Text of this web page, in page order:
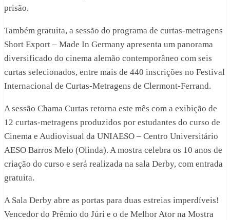
prisão.
Também gratuita, a sessão do programa de curtas-metragens
Short Export – Made In Germany apresenta um panorama
diversificado do cinema alemão contemporâneo com seis
curtas selecionados, entre mais de 440 inscrições no Festival
Internacional de Curtas-Metragens de Clermont-Ferrand.
A sessão Chama Curtas retorna este mês com a exibição de
12 curtas-metragens produzidos por estudantes do curso de
Cinema e Audiovisual da UNIAESO – Centro Universitário
AESO Barros Melo (Olinda). A mostra celebra os 10 anos de
criação do curso e será realizada na sala Derby, com entrada
gratuita.
A Sala Derby abre as portas para duas estreias imperdíveis!
Vencedor do Prêmio do Júri e o de Melhor Ator na Mostra